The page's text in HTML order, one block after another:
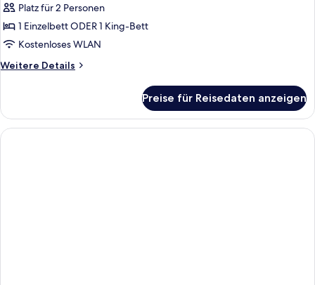
Premium-
Doppelzimmer
(Bali
Bed,
My
Club)
anzeigen
Platz für 2 Personen
1 Einzelbett ODER 1 King-Bett
Kostenloses WLAN
Weitere Details
Weitere
Doppelzimmer
(Bali
Bed,
Preise für Reisedaten anzeigen